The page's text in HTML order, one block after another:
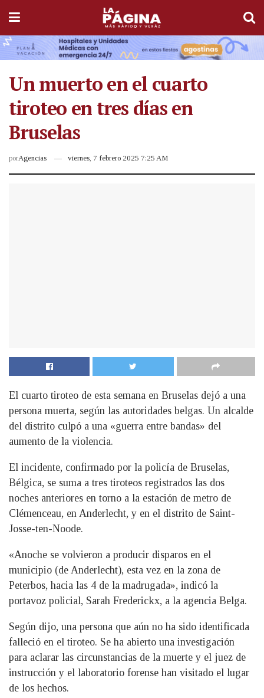
Un muerto en el cuarto
tiroteo en tres días en
Bruselas
porAgencias viernes, 7 febrero 2025 7:25 AM
El cuarto tiroteo de esta semana en Bruselas dejó a una
persona muerta, según las autoridades belgas. Un alcalde
del distrito culpó a una «guerra entre bandas» del
aumento de la violencia.
El incidente, confirmado por la policía de Bruselas,
Bélgica, se suma a tres tiroteos registrados las dos
noches anteriores en torno a la estación de metro de
Clémenceau, en Anderlecht, y en el distrito de Saint-
Josse-ten-Noode.
«Anoche se volvieron a producir disparos en el
municipio (de Anderlecht), esta vez en la zona de
Peterbos, hacia las 4 de la madrugada», indicó la
portavoz policial, Sarah Frederickx, a la agencia Belga.
Según dijo, una persona que aún no ha sido identificada
falleció en el tiroteo. Se ha abierto una investigación
para aclarar las circunstancias de la muerte y el juez de
instrucción y el laboratorio forense han visitado el lugar
de los hechos.